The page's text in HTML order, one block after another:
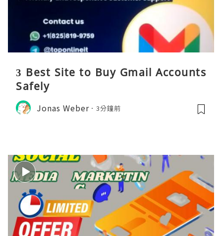
3 Best Site to Buy Gmail Accounts
Safely
Jonas Weber 3分鐘前